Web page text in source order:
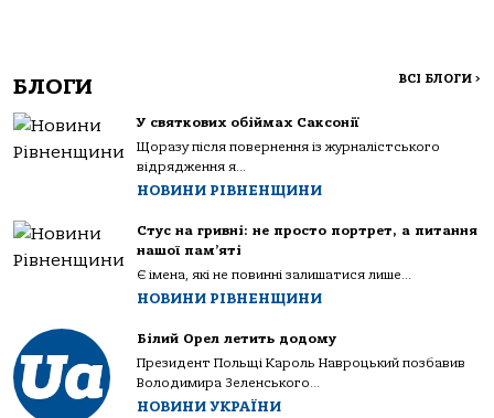
БЛОГИ ВСІ БЛОГИ >
У святкових обіймах Саксонії
Щоразу після повернення із журналістського
відрядження я...
НОВИНИ РІВНЕНЩИНИ
Стус на гривні: не просто портрет, а питання
нашої пам’яті
Є імена, які не повинні залишатися лише...
НОВИНИ РІВНЕНЩИНИ
Білий Орел летить додому
Президент Польщі Кароль Навроцький позбавив
Володимира Зеленського...
НОВИНИ УКРАЇНИ